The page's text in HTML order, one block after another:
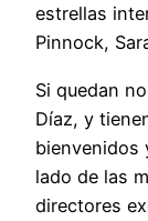
estrellas
Pinnock,
Si quedan
Díaz, y
bienvenidos
lado de las
directores